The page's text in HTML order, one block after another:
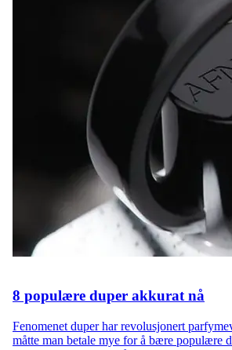
8 populære duper akkurat nå
Fenomenet duper har revolusjonert
måtte man betale mye for å bære populære